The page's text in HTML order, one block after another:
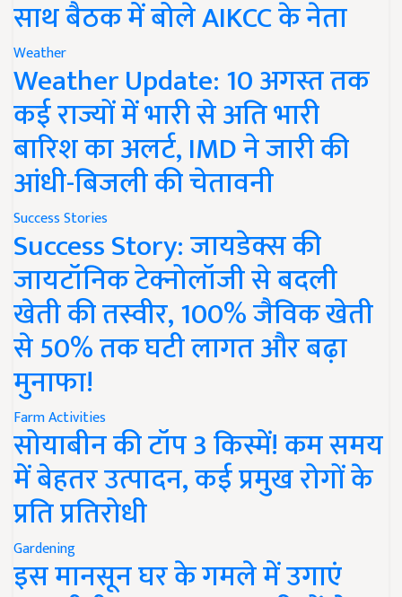
साथ बैठक में बोले AIKCC के नेता
Weather
Weather Update: 10 अगस्त तक
कई राज्यों में भारी से अति भारी
बारिश का अलर्ट, IMD ने जारी की
आंधी-बिजली की चेतावनी
Success Stories
Success Story: जायडेक्स की
जायटॉनिक टेक्नोलॉजी से बदली
खेती की तस्वीर, 100% जैविक खेती
से 50% तक घटी लागत और बढ़ा
मुनाफा!
Farm Activities
सोयाबीन की टॉप 3 किस्में! कम समय
में बेहतर उत्पादन, कई प्रमुख रोगों के
प्रति प्रतिरोधी
Gardening
इस मानसून घर के गमले में उगाएं